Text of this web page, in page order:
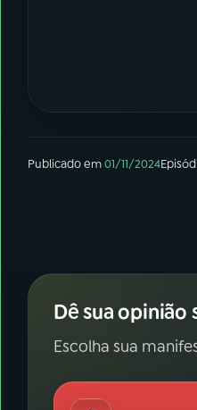
Publicado em01/11/2024
Dê sua opinião
Escolha sua